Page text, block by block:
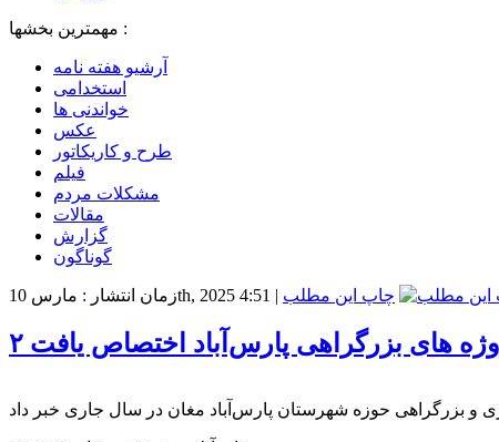
مهمترین بخشها :
آرشیو هفته نامه
استخدامی
خواندنی ها
عکس
طرح و کاریکاتور
فیلم
مشکلات مردم
مقالات
گزارش
گوناگون
زمان انتشار : مارس 10th, 2025 4:51 | چاپ این مطلب